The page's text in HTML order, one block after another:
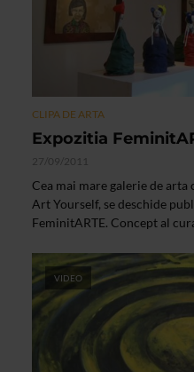
CLIPA DE ARTA
Expozitia
27/09/2011
Cea mai mare galerie de
Art Yourself, se deschide
FeminitARTE. Concept al
VIDEO